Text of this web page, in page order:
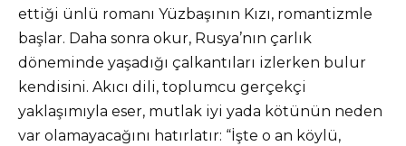
ettiği ünlü romanı Yüzbaşının Kızı, romantizmle
başlar. Daha sonra okur, Rusya’nın çarlık
döneminde yaşadığı çalkantıları izlerken bulur
kendisini. Akıcı dili, toplumcu gerçekçi
yaklaşımıyla eser, mutlak iyi yada kötünün neden
var olamayacağını hatırlatır: “İşte o an köylü,